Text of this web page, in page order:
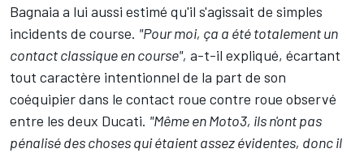
Bagnaia a lui aussi estimé qu'il s'agissait de simples
incidents de course. "Pour moi, ça a été totalement un
contact classique en course", a-t-il expliqué, écartant
tout caractère intentionnel de la part de son
coéquipier dans le contact roue contre roue observé
entre les deux Ducati. "Même en Moto3, ils n'ont pas
pénalisé des choses qui étaient assez évidentes, donc il